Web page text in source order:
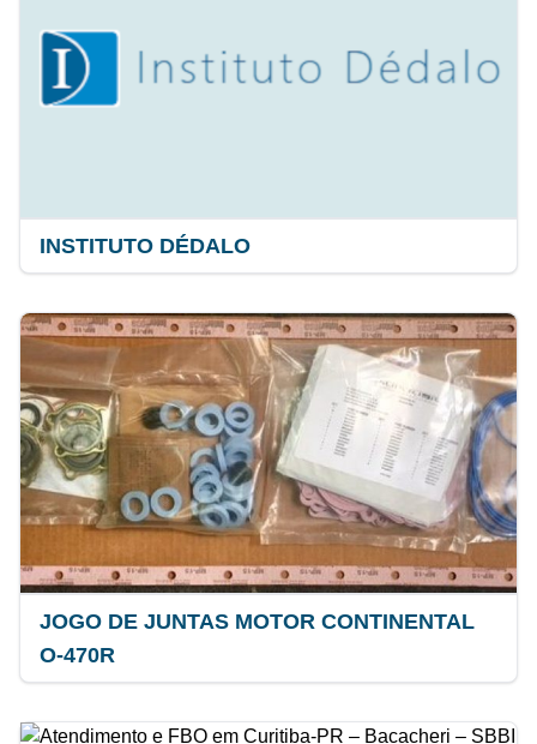
INSTITUTO DÉDALO
JOGO DE JUNTAS MOTOR CONTINENTAL
O-470R